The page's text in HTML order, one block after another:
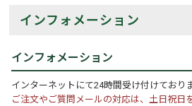
インフォメーション
インフォメーション
インターネットにて24時間受け付けており
ご注文やご質問メールの対応は、土日祝日